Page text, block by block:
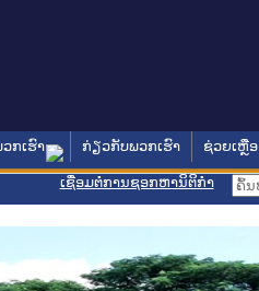
ກເຮົາ ກ່ຽວກັບພວກເຮົາ ຊ່ວຍເຫຼືອ
ເຊື່ອມຕໍ່ການຊອກຫານິຕິກຳ